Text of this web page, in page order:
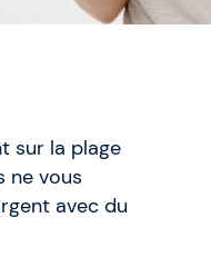
sur la plage
ne vous
avec du